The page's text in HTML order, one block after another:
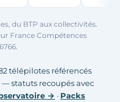
du BTP aux collectivités.
France Compétences
télépilotes référencés
— statuts recoupés avec
→ · Packs